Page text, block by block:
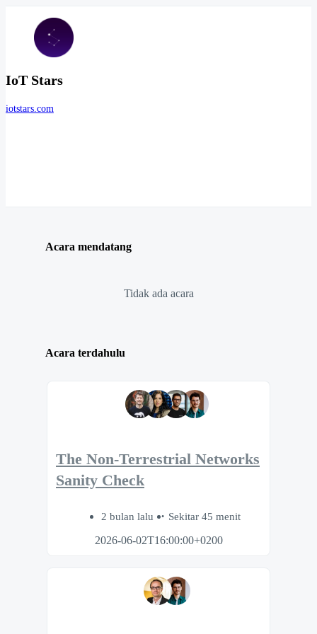
IoT Stars
iotstars.com
Acara mendatang
Tidak ada acara
Acara terdahulu
The Non-Terrestrial Networks
Sanity Check
2 bulan lalu
Sekitar 45 menit
2026-06-02T16:00:00+0200